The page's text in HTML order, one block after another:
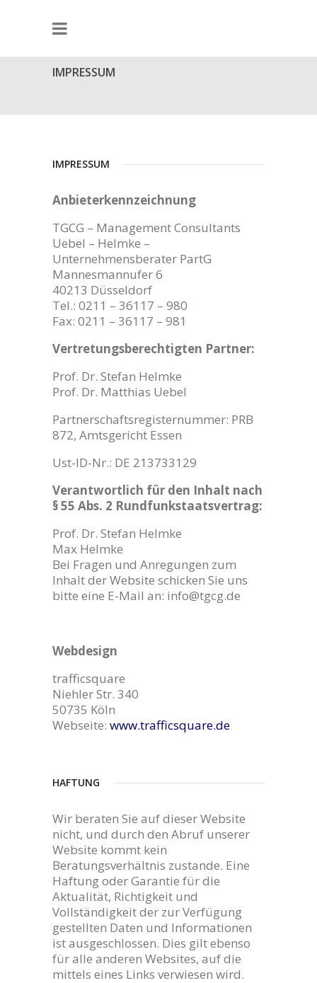
IMPRESSUM
IMPRESSUM
Anbieterkennzeichnung
TGCG – Management Consultants
Uebel – Helmke –
Unternehmensberater PartG
Mannesmannufer 6
40213 Düsseldorf
Tel.: 0211 – 36117 – 980
Fax: 0211 – 36117 – 981
Vertretungsberechtigten Partner:
Prof. Dr. Stefan Helmke
Prof. Dr. Matthias Uebel
Partnerschaftsregisternummer: PRB
872, Amtsgericht Essen
Ust-ID-Nr.: DE 213733129
Verantwortlich für den Inhalt nach
§ 55 Abs. 2 Rundfunkstaatsvertrag:
Prof. Dr. Stefan Helmke
Max Helmke
Bei Fragen und Anregungen zum
Inhalt der Website schicken Sie uns
bitte eine E-Mail an: info@tgcg.de
Webdesign
trafficsquare
Niehler Str. 340
50735 Köln
Webseite: www.trafficsquare.de
HAFTUNG
Wir beraten Sie auf dieser Website
nicht, und durch den Abruf unserer
Website kommt kein
Beratungsverhältnis zustande. Eine
Haftung oder Garantie für die
Aktualität, Richtigkeit und
Vollständigkeit der zur Verfügung
gestellten Daten und Informationen
ist ausgeschlossen. Dies gilt ebenso
für alle anderen Websites, auf die
mittels eines Links verwiesen wird.